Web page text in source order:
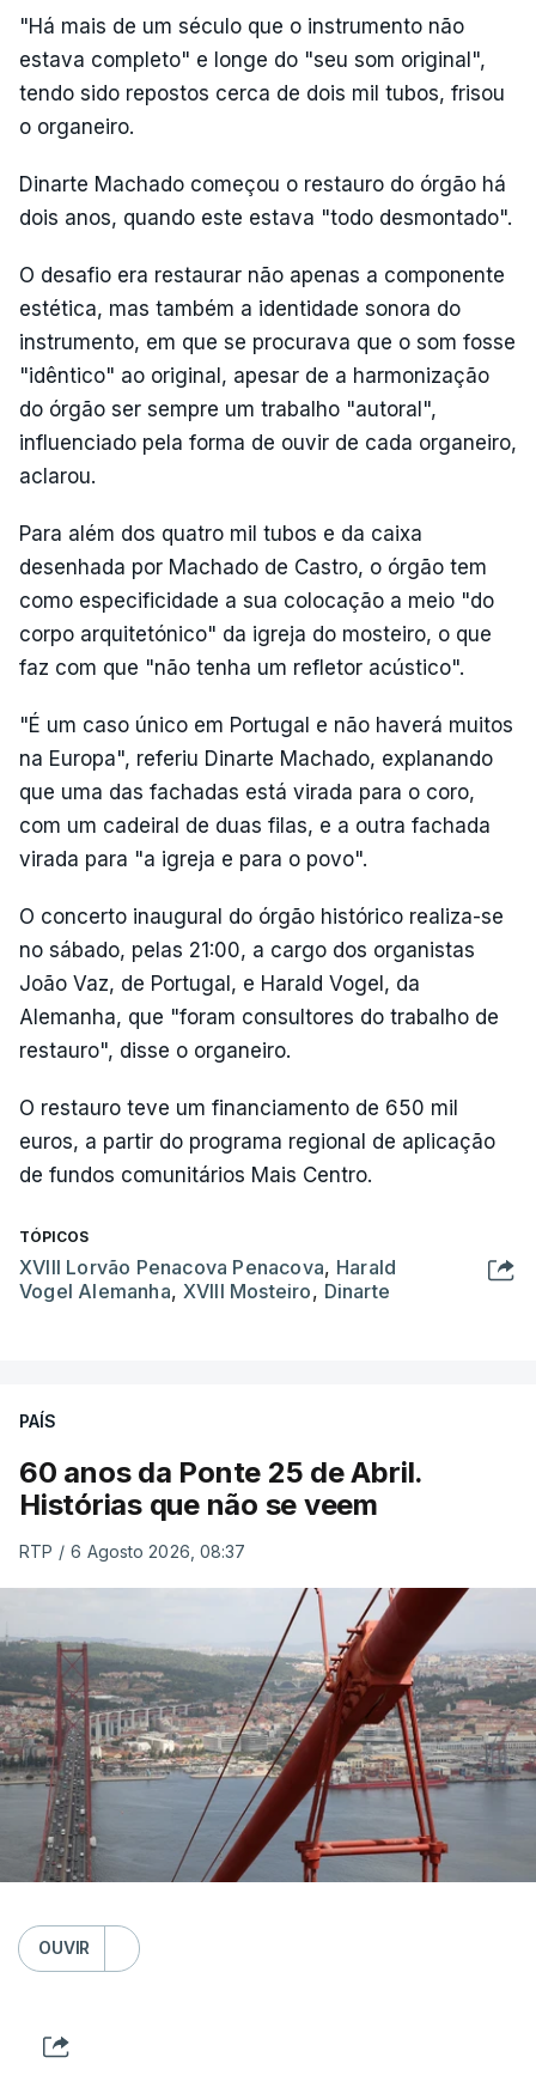
"Há mais de um século que o instrumento não
estava completo" e longe do "seu som original",
tendo sido repostos cerca de dois mil tubos, frisou
o organeiro.
Dinarte Machado começou o restauro do órgão há
dois anos, quando este estava "todo desmontado".
O desafio era restaurar não apenas a componente
estética, mas também a identidade sonora do
instrumento, em que se procurava que o som fosse
"idêntico" ao original, apesar de a harmonização
do órgão ser sempre um trabalho "autoral",
influenciado pela forma de ouvir de cada organeiro,
aclarou.
Para além dos quatro mil tubos e da caixa
desenhada por Machado de Castro, o órgão tem
como especificidade a sua colocação a meio "do
corpo arquitetónico" da igreja do mosteiro, o que
faz com que "não tenha um refletor acústico".
"É um caso único em Portugal e não haverá muitos
na Europa", referiu Dinarte Machado, explanando
que uma das fachadas está virada para o coro,
com um cadeiral de duas filas, e a outra fachada
virada para "a igreja e para o povo".
O concerto inaugural do órgão histórico realiza-se
no sábado, pelas 21:00, a cargo dos organistas
João Vaz, de Portugal, e Harald Vogel, da
Alemanha, que "foram consultores do trabalho de
restauro", disse o organeiro.
O restauro teve um financiamento de 650 mil
euros, a partir do programa regional de aplicação
de fundos comunitários Mais Centro.
TÓPICOS
XVIII Lorvão Penacova Penacova, Harald
Vogel Alemanha, XVIII Mosteiro, Dinarte
PAÍS
60 anos da Ponte 25 de Abril.
Histórias que não se veem
RTP / 6 Agosto 2026, 08:37
OUVIR